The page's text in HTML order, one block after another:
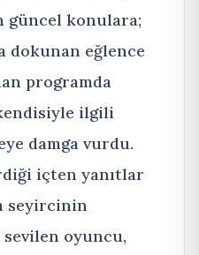
güncel konulara;
dokunan eğlence
programda
ilgili
damga vurdu.
içten yanıtlar
seyircinin
oyuncu,